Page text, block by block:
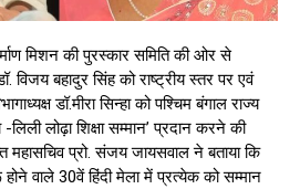
मिशन की पुरस्कार समिति की ओर से
विजय बहादुर सिंह को राष्ट्रीय स्तर पर एवं
डॉ.मीरा सिन्हा को पश्चिम बंगाल राज्य
लोढ़ा शिक्षा सम्मान’ प्रदान करने की
प्रो. संजय जायसवाल ने बताया कि
वाले 30वें हिंदी मेला में प्रत्येक को सम्मान